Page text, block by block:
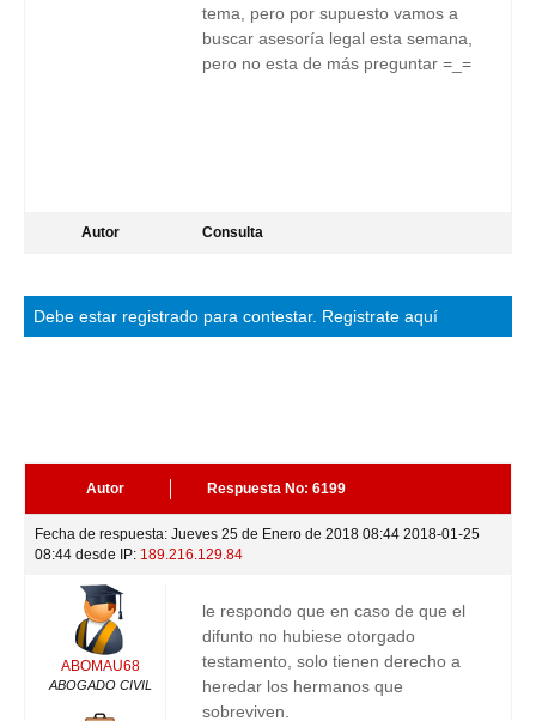
tema, pero por supuesto vamos a
buscar asesoría legal esta semana,
pero no esta de más preguntar =_=
Autor Consulta
Debe estar registrado para contestar. Registrate aquí
Autor Respuesta No: 6199
Fecha de respuesta: Jueves 25 de Enero de 2018 08:44 2018-01-25
08:44 desde IP: 189.216.129.84
ABOMAU68
ABOGADO CIVIL
le respondo que en caso de que el
difunto no hubiese otorgado
testamento, solo tienen derecho a
heredar los hermanos que
sobreviven.